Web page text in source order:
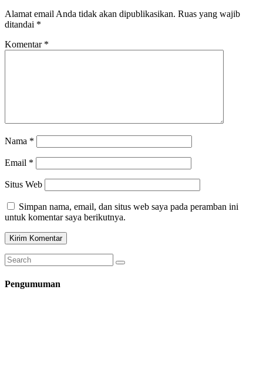
Alamat email Anda tidak akan dipublikasikan. Ruas yang wajib
ditandai *
Komentar *
Nama *
Email *
Situs Web
Simpan nama, email, dan situs web saya pada peramban ini
untuk komentar saya berikutnya.
Pengumuman